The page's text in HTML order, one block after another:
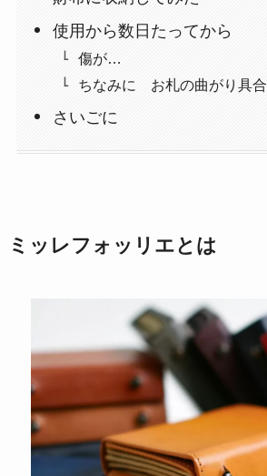
使用から数日たってから
傷が…
ちなみに お札の曲がり具合
さいごに
ミッレフォッリエとは